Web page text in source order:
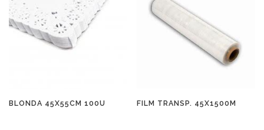
BLONDA 45X55CM 100U FILM TRANSP. 45X1500M